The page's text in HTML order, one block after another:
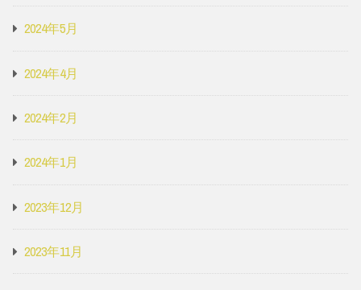
2024年5月
2024年4月
2024年2月
2024年1月
2023年12月
2023年11月